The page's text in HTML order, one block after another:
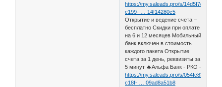
https://my.saleads.pro/s/14d5f7d0-
c199- … 14f14280c5
Открытие и ведение счета –
бесплатно Скидки при оплате
на 6 и 12 месяцев Мобильный
банк включен в стоимость
каждого пакета Oткрытие
счета за 1 день, реквизиты за
5 минут 🔥Альфа Банк - РКО -
https://my.saleads.pro/s/054fc830-
c18f- … 09ad8a51b8